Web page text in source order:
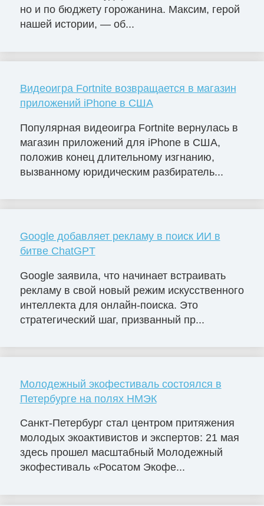
но и по бюджету горожанина. Максим, герой
нашей истории, — об...
Видеоигра Fortnite возвращается в магазин
приложений iPhone в США
Популярная видеоигра Fortnite вернулась в
магазин приложений для iPhone в США,
положив конец длительному изгнанию,
вызванному юридическим разбиратель...
Google добавляет рекламу в поиск ИИ в
битве ChatGPT
Google заявила, что начинает встраивать
рекламу в свой новый режим искусственного
интеллекта для онлайн-поиска. Это
стратегический шаг, призванный пр...
Молодежный экофестиваль состоялся в
Петербурге на полях НМЭК
Санкт-Петербург стал центром притяжения
молодых экоактивистов и экспертов: 21 мая
здесь прошел масштабный Молодежный
экофестиваль «Росатом Экофе...